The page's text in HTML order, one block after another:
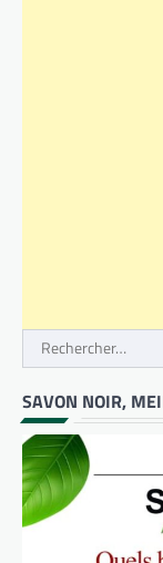
Rechercher :
SAVON NOIR,